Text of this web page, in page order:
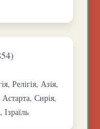
Релігія, Азія,
Сирія,